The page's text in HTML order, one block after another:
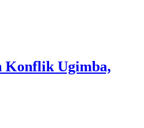
Konflik Ugimba,